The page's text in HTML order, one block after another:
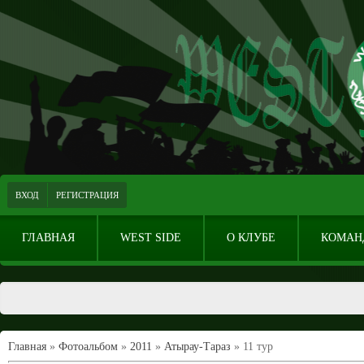
ВХОД РЕГИСТРАЦИЯ
ГЛАВНАЯ WEST SIDE О КЛУБЕ
Главная » Фотоальбом » 2011 » Атырау-Тараз » 11 тур